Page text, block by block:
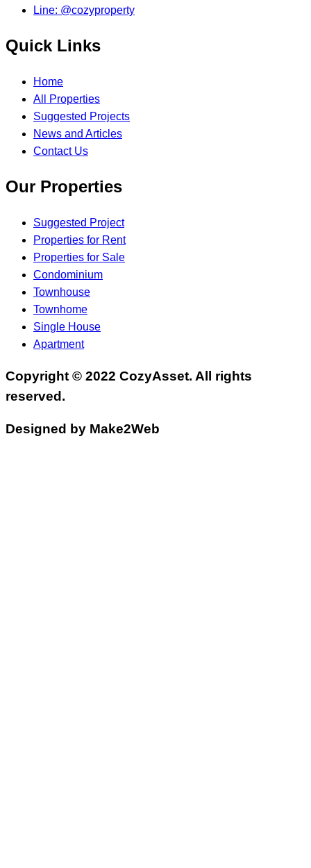
Line: @cozyproperty
Quick Links
Home
All Properties
Suggested Projects
News and Articles
Contact Us
Our Properties
Suggested Project
Properties for Rent
Properties for Sale
Condominium
Townhouse
Townhome
Single House
Apartment
Copyright © 2022 CozyAsset. All rights
reserved.
Designed by Make2Web